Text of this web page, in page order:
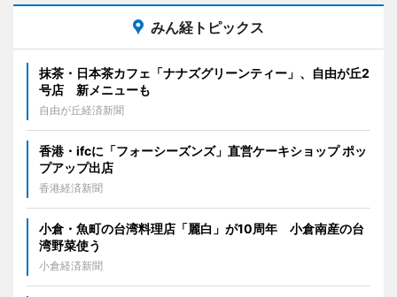
みん経トピックス
抹茶・日本茶カフェ「ナナズグリーンティー」、自由が丘2
号店 新メニューも
自由が丘経済新聞
香港・ifcに「フォーシーズンズ」直営ケーキショップ ポッ
プアップ出店
香港経済新聞
小倉・魚町の台湾料理店「麗白」が10周年 小倉南産の台
湾野菜使う
小倉経済新聞